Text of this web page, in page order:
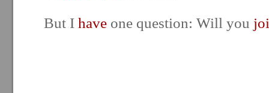
But I have one question: Will you